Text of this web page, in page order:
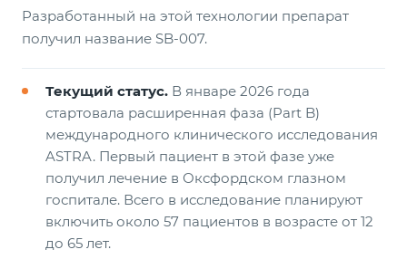
Разработанный на этой технологии препарат
получил название SB-007.
Текущий статус. В январе 2026 года
стартовала расширенная фаза (Part B)
международного клинического исследования
ASTRA. Первый пациент в этой фазе уже
получил лечение в Оксфордском глазном
госпитале. Всего в исследование планируют
включить около 57 пациентов в возрасте от 12
до 65 лет.